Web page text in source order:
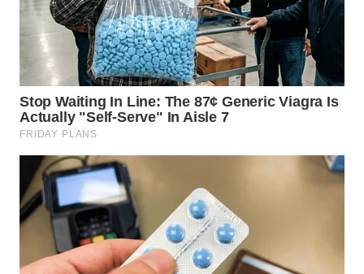
WN
KARO
SIMALUNGUN
WN
WN
TAPANULI
TENGAH
WN DELI